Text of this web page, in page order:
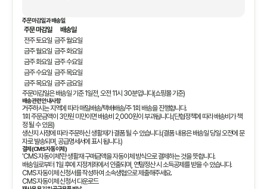
주문마감일과 배송일
주문 마감일
배송일
전주 토요일 금주 월요일
금주 월요일 금주 화요일
금주 화요일 금주 수요일
금주 수요일 금주 목요일
금주 목요일 금주 금요일
주문마감일은 배송일 기준 1일전, 오전 11시 30분입니다(쇼핑몰 기준)
배송관련 안내사항
거주하시는 지역에 따라 매일배송/택배배송/주 1회 배송을 진행합니다.
1회 주문금액이 3만원 미만이면 배송비 2,000원이 부과됩니다.(단협정책에 따라 배송비가 책
정 될 수 있음)
생산지 사정에 따라 주문하신 생활재가 결품 될 수 있습니다.(결품 내용은 배송일 당일 오전에 문
자로 발송되며, 공급명세서에 표시 됩니다.)
결제(CMS 자동이체)
'CMS 자동이체'란 생활재 구매금액을 자동이체 방식으로 결제하는 것을 뜻합니다.
배송일로부터 1일 후에 지정계좌에서 인출되며, 연말정산 시 소득공제를 받을 수 있습니다.
CMS 자동이체 신청서를 작성하여 소속생협으로 제출해주세요.
CMS 자동이체 신청서 다운로드